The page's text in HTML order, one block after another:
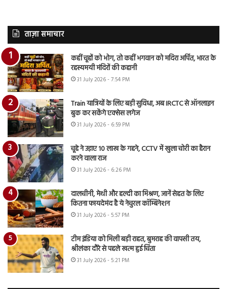
ताज़ा समाचार
कहीं चूहों को भोग, तो कहीं भगवान को मदिरा अर्पित, भारत के
रहस्यमयी मंदिरों की कहानी
31 July 2026 - 7:54 PM
Train यात्रियों के लिए बड़ी सुविधा, अब IRCTC से ऑनलाइन
बुक कर सकेंगे एक्सेस लगेज
31 July 2026 - 6:59 PM
चूहे ने उड़ाए 10 लाख के गहने, CCTV में खुला चोरी का हैरान
करने वाला राज
31 July 2026 - 6:26 PM
दालचीनी, मेथी और हल्दी का मिश्रण, जानें सेहत के लिए
कितना फायदेमंद है ये नेचुरल कॉम्बिनेशन
31 July 2026 - 5:57 PM
टीम इंडिया को मिली बड़ी राहत, बुमराह की वापसी तय,
श्रीलंका दौरे से पहले खत्म हुई चिंता
31 July 2026 - 5:21 PM